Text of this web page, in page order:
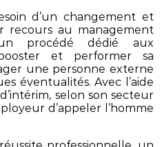
d’un changement et
recours au management
procédé dédié aux
et performer sa
une personne externe
éventualités. Avec l’aide
selon son secteur
d’appeler l’homme